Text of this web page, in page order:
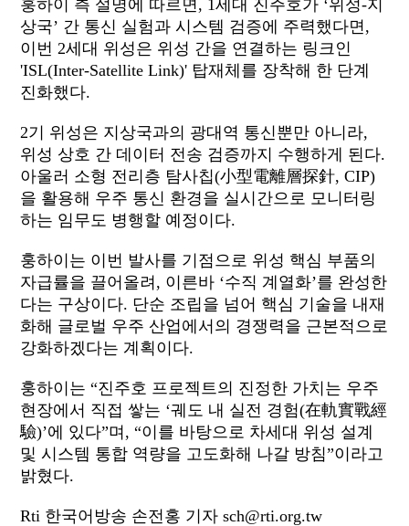
훙하이 측 설명에 따르면 , 1세대 진주호가 ‘위성-지
상국’ 간 통신 실험과 시스템 검증에 주력했다면 ,
이번 2세대 위성은 위성 간을 연결하는 링크인
'ISL(Inter-Satellite Link)' 탑재체를 장착해 한 단계
진화했다.
2기 위성은 지상국과의 광대역 통신뿐만 아니라,
위성 상호 간 데이터 전송 검증까지 수행하게 된다.
아울러 소형 전리층 탐사칩(小型電離層探針, CIP)
을 활용해 우주 통신 환경을 실시간으로 모니터링
하는 임무도 병행할 예정이다.
훙하이는 이번 발사를 기점으로 위성 핵심 부품의
자급률을 끌어올려 , 이른바 ‘수직 계열화’를 완성한
다는 구상이다. 단순 조립을 넘어 핵심 기술을 내재
화해 글로벌 우주 산업에서의 경쟁력을 근본적으로
강화하겠다는 계획이다.
훙하이는“진주호 프로젝트의 진정한 가치는 우주
현장에서 직접 쌓는 ‘궤도 내 실전 경험(在軌實戰經
驗)’에 있다”며 , “이를 바탕으로 차세대 위성 설계
및 시스템 통합 역량을 고도화해 나갈 방침”이라고
밝혔다.
Rti 한국어방송 손전홍 기자 sch@rti.org.tw